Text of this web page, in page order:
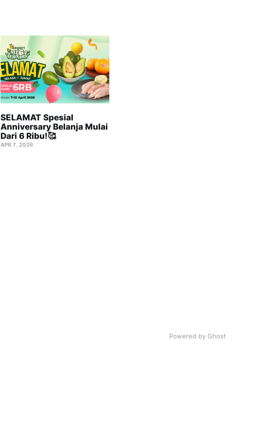
SELAMAT Spesial
Anniversary Belanja Mulai
Dari 6 Ribu!🥰
APR 7, 2026
Powered by Ghost